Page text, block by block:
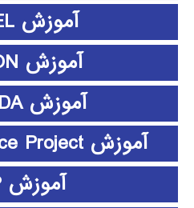
آموزش LISREL
آموزش LUMION
آموزش MAXQDA
آموزش Microsoft Office Project
آموزش PHP